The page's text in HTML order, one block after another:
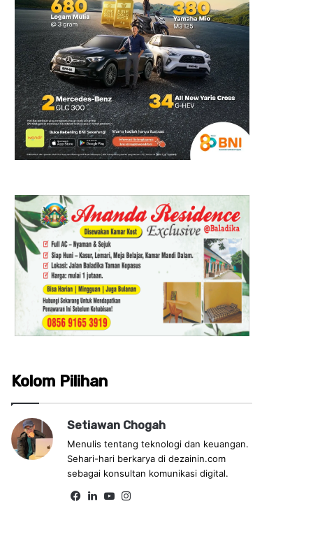
Kolom Pilihan
Setiawan Chogah
Menulis tentang teknologi dan keuangan.
Sehari-hari berkarya di dezainin.com
sebagai konsultan komunikasi digital.
Fa Lin Yo